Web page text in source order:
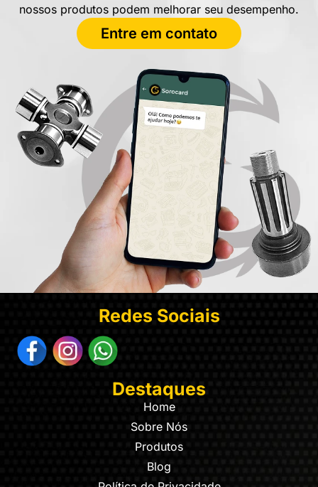
nossos produtos podem melhorar seu desempenho.
Entre em contato
Redes Sociais
Destaques
Home
Sobre Nós
Produtos
Blog